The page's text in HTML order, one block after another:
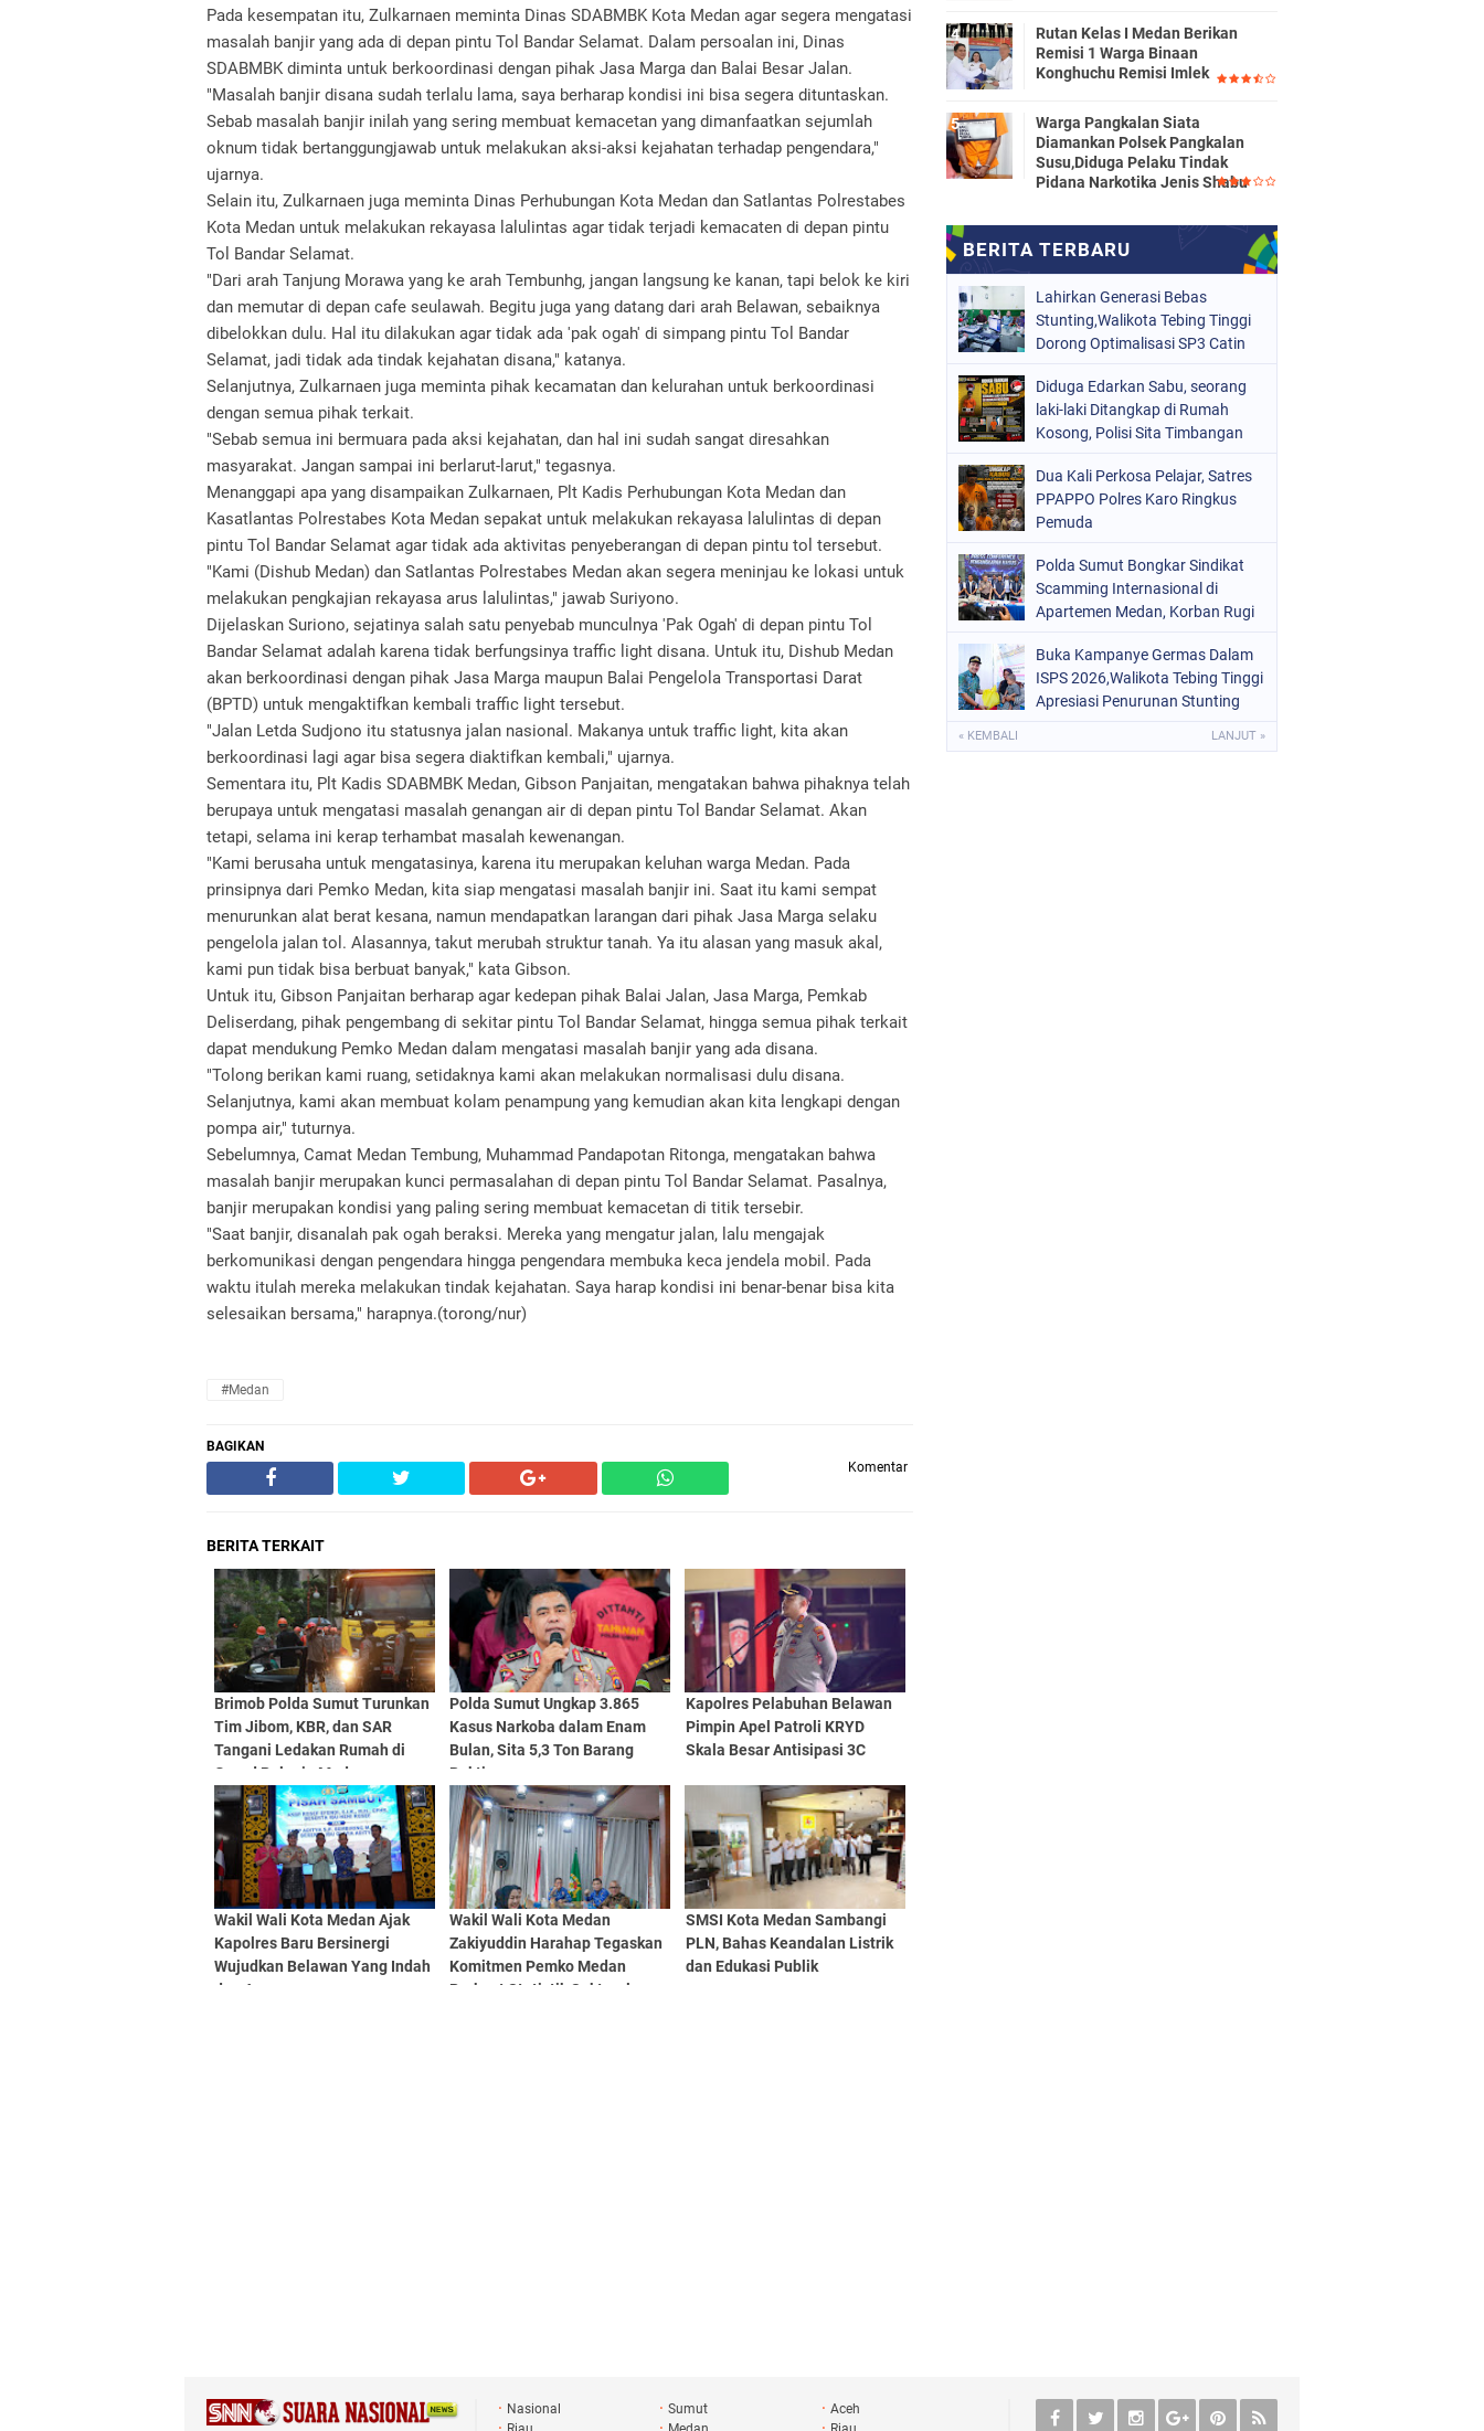
Pada kesempatan itu, Zulkarnaen meminta Dinas SDABMBK Kota Medan agar segera mengatasi
masalah banjir yang ada di depan pintu Tol Bandar Selamat. Dalam persoalan ini, Dinas
SDABMBK diminta untuk berkoordinasi dengan pihak Jasa Marga dan Balai Besar Jalan.
"Masalah banjir disana sudah terlalu lama, saya berharap kondisi ini bisa segera dituntaskan.
Sebab masalah banjir inilah yang sering membuat kemacetan yang dimanfaatkan sejumlah
oknum tidak bertanggungjawab untuk melakukan aksi-aksi kejahatan terhadap pengendara,"
ujarnya.
Selain itu, Zulkarnaen juga meminta Dinas Perhubungan Kota Medan dan Satlantas Polrestabes
Kota Medan untuk melakukan rekayasa lalulintas agar tidak terjadi kemacaten di depan pintu
Tol Bandar Selamat.
"Dari arah Tanjung Morawa yang ke arah Tembunhg, jangan langsung ke kanan, tapi belok ke kiri
dan memutar di depan cafe seulawah. Begitu juga yang datang dari arah Belawan, sebaiknya
dibelokkan dulu. Hal itu dilakukan agar tidak ada 'pak ogah' di simpang pintu Tol Bandar
Selamat, jadi tidak ada tindak kejahatan disana," katanya.
Selanjutnya, Zulkarnaen juga meminta pihak kecamatan dan kelurahan untuk berkoordinasi
dengan semua pihak terkait.
"Sebab semua ini bermuara pada aksi kejahatan, dan hal ini sudah sangat diresahkan
masyarakat. Jangan sampai ini berlarut-larut," tegasnya.
Menanggapi apa yang disampaikan Zulkarnaen, Plt Kadis Perhubungan Kota Medan dan
Kasatlantas Polrestabes Kota Medan sepakat untuk melakukan rekayasa lalulintas di depan
pintu Tol Bandar Selamat agar tidak ada aktivitas penyeberangan di depan pintu tol tersebut.
"Kami (Dishub Medan) dan Satlantas Polrestabes Medan akan segera meninjau ke lokasi untuk
melakukan pengkajian rekayasa arus lalulintas," jawab Suriyono.
Dijelaskan Suriono, sejatinya salah satu penyebab munculnya 'Pak Ogah' di depan pintu Tol
Bandar Selamat adalah karena tidak berfungsinya traffic light disana. Untuk itu, Dishub Medan
akan berkoordinasi dengan pihak Jasa Marga maupun Balai Pengelola Transportasi Darat
(BPTD) untuk mengaktifkan kembali traffic light tersebut.
"Jalan Letda Sudjono itu statusnya jalan nasional. Makanya untuk traffic light, kita akan
berkoordinasi lagi agar bisa segera diaktifkan kembali," ujarnya.
Sementara itu, Plt Kadis SDABMBK Medan, Gibson Panjaitan, mengatakan bahwa pihaknya telah
berupaya untuk mengatasi masalah genangan air di depan pintu Tol Bandar Selamat. Akan
tetapi, selama ini kerap terhambat masalah kewenangan.
"Kami berusaha untuk mengatasinya, karena itu merupakan keluhan warga Medan. Pada
prinsipnya dari Pemko Medan, kita siap mengatasi masalah banjir ini. Saat itu kami sempat
menurunkan alat berat kesana, namun mendapatkan larangan dari pihak Jasa Marga selaku
pengelola jalan tol. Alasannya, takut merubah struktur tanah. Ya itu alasan yang masuk akal,
kami pun tidak bisa berbuat banyak," kata Gibson.
Untuk itu, Gibson Panjaitan berharap agar kedepan pihak Balai Jalan, Jasa Marga, Pemkab
Deliserdang, pihak pengembang di sekitar pintu Tol Bandar Selamat, hingga semua pihak terkait
dapat mendukung Pemko Medan dalam mengatasi masalah banjir yang ada disana.
"Tolong berikan kami ruang, setidaknya kami akan melakukan normalisasi dulu disana.
Selanjutnya, kami akan membuat kolam penampung yang kemudian akan kita lengkapi dengan
pompa air," tuturnya.
Sebelumnya, Camat Medan Tembung, Muhammad Pandapotan Ritonga, mengatakan bahwa
masalah banjir merupakan kunci permasalahan di depan pintu Tol Bandar Selamat. Pasalnya,
banjir merupakan kondisi yang paling sering membuat kemacetan di titik tersebir.
"Saat banjir, disanalah pak ogah beraksi. Mereka yang mengatur jalan, lalu mengajak
berkomunikasi dengan pengendara hingga pengendara membuka keca jendela mobil. Pada
waktu itulah mereka melakukan tindak kejahatan. Saya harap kondisi ini benar-benar bisa kita
selesaikan bersama," harapnya.(torong/nur)
#Medan
BAGIKAN
Komentar
BERITA TERKAIT
Brimob Polda Sumut Turunkan
Tim Jibom, KBR, dan SAR
Tangani Ledakan Rumah di
Grand Polonia Medan
Polda Sumut Ungkap 3.865
Kasus Narkoba dalam Enam
Bulan, Sita 5,3 Ton Barang
Bukti
Kapolres Pelabuhan Belawan
Pimpin Apel Patroli KRYD
Skala Besar Antisipasi 3C
Wakil Wali Kota Medan Ajak
Kapolres Baru Bersinergi
Wujudkan Belawan Yang Indah
dan Aman
Wakil Wali Kota Medan
Zakiyuddin Harahap Tegaskan
Komitmen Pemko Medan
Perkuat Statistik Sektoral
SMSI Kota Medan Sambangi
PLN, Bahas Keandalan Listrik
dan Edukasi Publik
Rutan Kelas I Medan Berikan
Remisi 1 Warga Binaan
Konghuchu Remisi Imlek
Warga Pangkalan Siata
Diamankan Polsek Pangkalan
Susu,Diduga Pelaku Tindak
Pidana Narkotika Jenis Shabu
Lahirkan Generasi Bebas
Stunting,Walikota Tebing Tinggi
Dorong Optimalisasi SP3 Catin
Diduga Edarkan Sabu, seorang
laki-laki Ditangkap di Rumah
Kosong, Polisi Sita Timbangan
Dua Kali Perkosa Pelajar, Satres
PPAPPO Polres Karo Ringkus
Pemuda
Polda Sumut Bongkar Sindikat
Scamming Internasional di
Apartemen Medan, Korban Rugi
Buka Kampanye Germas Dalam
ISPS 2026,Walikota Tebing Tinggi
Apresiasi Penurunan Stunting
« KEMBALI LANJUT »
Nasional Sumut
Aceh